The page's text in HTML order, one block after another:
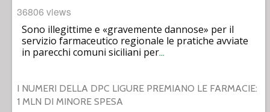
36806 views
Sono illegittime e «gravemente dannose» per il
servizio farmaceutico regionale le pratiche avviate
in parecchi comuni siciliani per…
I NUMERI DELLA DPC LIGURE PREMIANO LE FARMACIE:
1 MLN DI MINORE SPESA